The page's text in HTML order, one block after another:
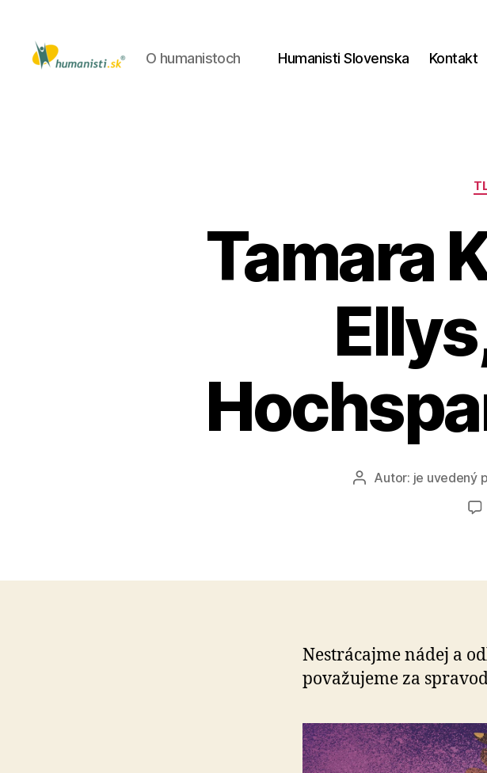
O humanistoch Humanisti Slovenska Kontakt
Tamara
AutorAutor: je uvedený
Nestrácajme nádej a
považujeme za